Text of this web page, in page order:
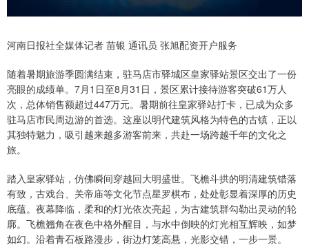
河南日报社全媒体记者 苗银 通讯员 张旭配资开户服务
随着暑期旅游季圆满结束，驻马店市驿城区皇家驿站景区交出了一份
亮眼的成绩单。7月1日至8月31日，景区累计接待游客突破61万人
次，总体销售额超过447万元。暑期前往皇家驿站打卡，已成为众多
驻马店市民周边游的首选。这座以明代建筑风格为特色的古镇，正以
其独特魅力，吸引越来越多游客前来，共赴一场跨越千年的文化之
旅。
踏入皇家驿站，仿佛瞬间穿越回大明盛世。飞檐斗拱的明清建筑错落
有致，古戏台、关帝庙等文化节点星罗棋布，处处彰显着深厚的历史
底蕴。夜幕降临，柔和的灯光依次亮起，为古建筑群勾勒出灵动的轮
廓。飞檐翘角在夜色中格外醒目，与水中倒映的灯光相互辉映，如梦
如幻。沿着青石板路漫步，街边灯笼高悬，光影交错，一步一景。